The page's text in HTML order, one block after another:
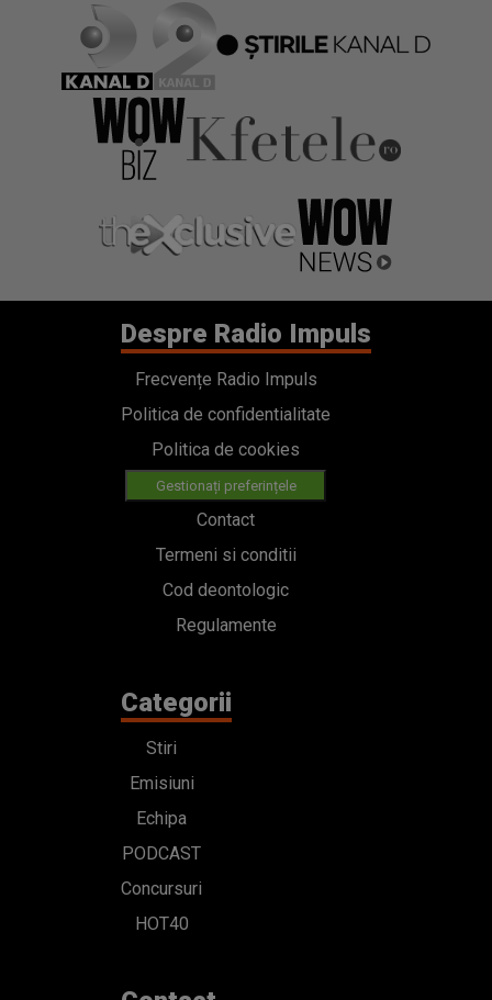
Despre Radio Impuls
Frecvențe Radio Impuls
Politica de confidentialitate
Politica de cookies
Gestionați preferințele
Contact
Termeni si conditii
Cod deontologic
Regulamente
Categorii
Stiri
Emisiuni
Echipa
PODCAST
Concursuri
HOT40